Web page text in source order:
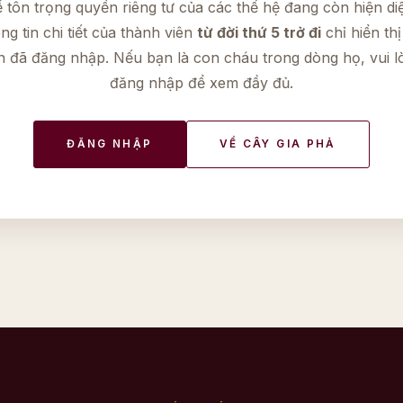
tôn trọng quyền riêng tư của các thế hệ đang còn hiện
tin chi tiết của thành viên từ đời thứ 5 trở đichỉ hiển thị
đã đăng nhập. Nếu bạn là con cháu trong dòng họ, vui
đăng nhập để xem đầy đủ.
ĐĂNG NHẬP VỀ CÂY GIA PHẢ